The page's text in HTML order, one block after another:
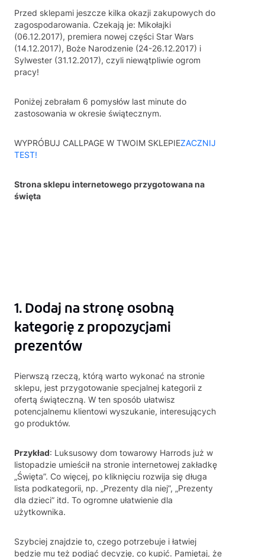
Przed sklepami jeszcze kilka okazji zakupowych do
zagospodarowania. Czekają je: Mikołajki
(06.12.2017), premiera nowej części Star Wars
(14.12.2017), Boże Narodzenie (24-26.12.2017) i
Sylwester (31.12.2017), czyli niewątpliwie ogrom
pracy!
Poniżej zebrałam 6 pomysłów last minute do
zastosowania w okresie świątecznym.
WYPRÓBUJ CALLPAGE W TWOIM SKLEPIEZACZNIJ
TEST!
Strona sklepu internetowego przygotowana na
święta
1. Dodaj na stronę osobną
kategorię z propozycjami
prezentów
Pierwszą rzeczą, którą warto wykonać na stronie
sklepu, jest przygotowanie specjalnej kategorii z
ofertą świąteczną. W ten sposób ułatwisz
potencjalnemu klientowi wyszukanie, interesujących
go produktów.
Przykład: Luksusowy dom towarowy Harrods już w
listopadzie umieścił na stronie internetowej zakładkę
„Święta”. Co więcej, po kliknięciu rozwija się długa
lista podkategorii, np. „Prezenty dla niej”, „Prezenty
dla dzieci” itd. To ogromne ułatwienie dla
użytkownika.
Szybciej znajdzie to, czego potrzebuje i łatwiej
będzie mu też podjąć decyzję, co kupić. Pamiętaj, że